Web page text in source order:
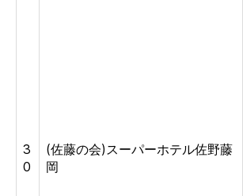
3
0
(佐藤の会)スーパーホテル佐野藤
岡